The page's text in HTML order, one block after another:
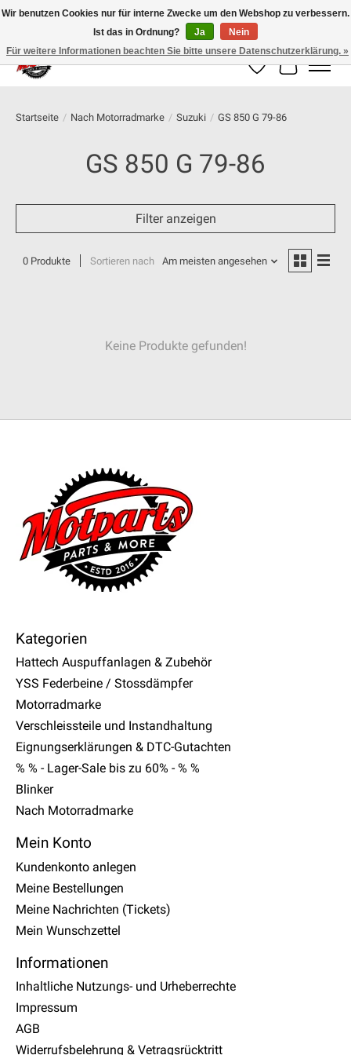
100% schweizer Onlineshop für Dein Motorrad
Wunschzettel
Ihr
Startseite / Nach Motorradmarke / Suzuki / GS 850 G 79-86
GS 850 G 79-86
Filter anzeigen
0 Produkte Sortieren nach Am meisten angesehen
Keine Produkte gefunden!
Kategorien
Hattech Auspuffanlagen & Zubehör
YSS Federbeine / Stossdämpfer
Motorradmarke
Verschleissteile und Instandhaltung
Eignungserklärungen & DTC-Gutachten
% % - Lager-Sale bis zu 60% - % %
Blinker
Nach Motorradmarke
Mein Konto
Kundenkonto anlegen
Meine Bestellungen
Meine Nachrichten (Tickets)
Mein Wunschzettel
Informationen
Inhaltliche Nutzungs- und Urheberrechte
Impressum
AGB
Widerrufsbelehrung & Vetragsrücktritt
Wir benutzen Cookies nur für interne Zwecke um den Webshop zu verbessern.
Ist das in Ordnung?
Ja
Nein
Für weitere Informationen beachten Sie bitte unsere Datenschutzerklärung. »